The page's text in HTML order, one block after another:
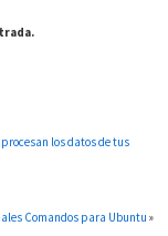
los datos de tus
Comandos para Ubuntu »